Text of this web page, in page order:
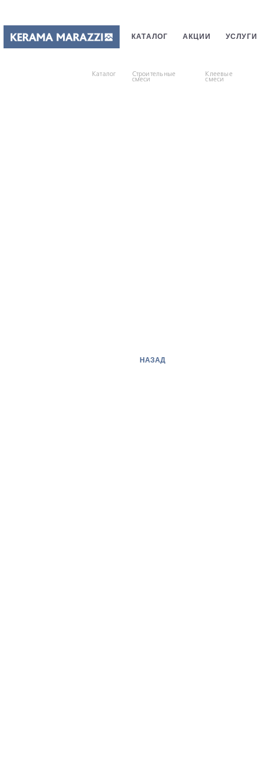
КАТАЛОГ АКЦИИ УСЛУГИ
Каталог Строительные
смеси
Клеевые
смеси
НАЗАД